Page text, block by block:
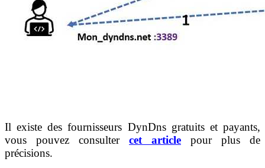
Il existe des fournisseurs DynDns gratuits et payants,
vous pouvez consulter cet article pour plus de
précisions.